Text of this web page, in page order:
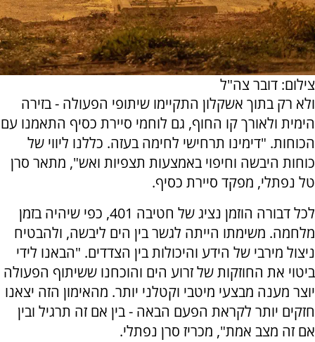
צילום: דובר צה"ל
ולא רק בתוך אשקלון התקיימו שיתופי הפעולה - בזירה
הימית ולאורך קו החוף, גם לוחמי סיירת כסיף התאמנו עם
הכוחות. "דימינו תרחישי לחימה בעזה. כללנו ליווי של
כוחות היבשה וחיפוי באמצעות תצפיות ואש", מתאר סרן
טל נפתלי, מפקד סיירת כסיף.
לכל דבורה הוזמן נציג של חטיבה 401, כפי שיהיה בזמן
מלחמה. משימתו הייתה לגשר בין הים ליבשה, ולהבטיח
ניצול מירבי של הידע והיכולות בין הצדדים. "הבאנו לידי
ביטוי את החוזקות של זרוע הים והוכחנו ששיתוף הפעולה
יוצר מענה מבצעי מיטבי וקטלני יותר. מהאימון הזה יצאנו
חזקים יותר לקראת הפעם הבאה - בין אם זה תרגיל ובין
אם זה מצב אמת", מכריז סרן נפתלי.